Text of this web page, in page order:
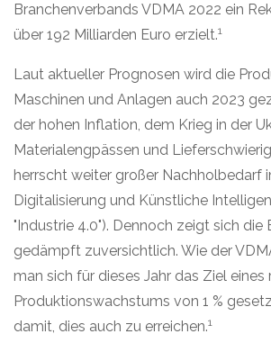
Branchenverbands VDMA 2022 ein
über 192 Milliarden Euro erzielt.1
Laut aktueller Prognosen wird die
Maschinen und Anlagen auch 2023
der hohen Inflation, dem Krieg in der
Materialengpässen und
herrscht weiter großer Nachholbedarf
Digitalisierung und Künstliche
"Industrie 4.0"). Dennoch zeigt sich die
gedämpft zuversichtlich. Wie der
man sich für dieses Jahr das Ziel eines
Produktionswachstums von 1 %
damit, dies auch zu erreichen.1